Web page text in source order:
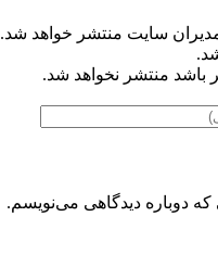
سایت منتشر خواهد شد.
باشد منتشر نخواهد شد.
دوباره دیدگاهی می‌نویسم.